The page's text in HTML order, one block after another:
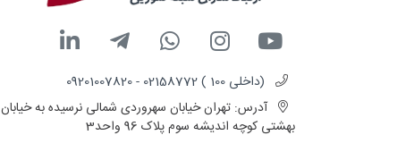
(داخلی 100 ) 02158772 - 09201007820
آدرس: تهران خیابان سهروردی شمالی نرسیده به خیابان
بهشتی کوچه اندیشه سوم پلاک 96 واحد3